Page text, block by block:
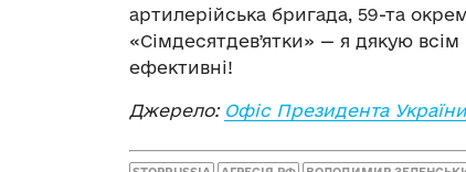
артилерійська бригада, 59-та
«Сімдесятдевʼятки» — я дякую
ефективні!
Джерело: Офіс Президента України